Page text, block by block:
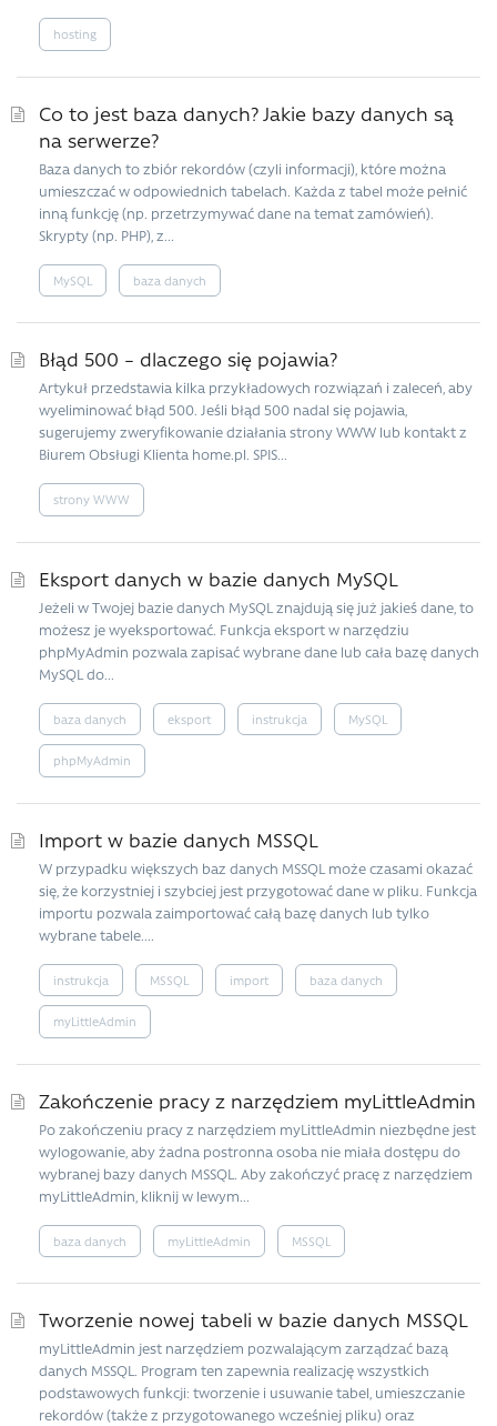
hosting
Co to jest baza danych? Jakie bazy danych są
na serwerze?
Baza danych to zbiór rekordów (czyli informacji), które można
umieszczać w odpowiednich tabelach. Każda z tabel może pełnić
inną funkcję (np. przetrzymywać dane na temat zamówień).
Skrypty (np. PHP), z...
MySQL baza danych
Błąd 500 – dlaczego się pojawia?
Artykuł przedstawia kilka przykładowych rozwiązań i zaleceń, aby
wyeliminować błąd 500. Jeśli błąd 500 nadal się pojawia,
sugerujemy zweryfikowanie działania strony WWW lub kontakt z
Biurem Obsługi Klienta home.pl. SPIS...
strony WWW
Eksport danych w bazie danych MySQL
Jeżeli w Twojej bazie danych MySQL znajdują się już jakieś dane, to
możesz je wyeksportować. Funkcja eksport w narzędziu
phpMyAdmin pozwala zapisać wybrane dane lub cała bazę danych
MySQL do...
baza danych eksport instrukcja MySQL
phpMyAdmin
Import w bazie danych MSSQL
W przypadku większych baz danych MSSQL może czasami okazać
się, że korzystniej i szybciej jest przygotować dane w pliku. Funkcja
importu pozwala zaimportować całą bazę danych lub tylko
wybrane tabele....
instrukcja MSSQL import baza danych
myLittleAdmin
Zakończenie pracy z narzędziem myLittleAdmin
Po zakończeniu pracy z narzędziem myLittleAdmin niezbędne jest
wylogowanie, aby żadna postronna osoba nie miała dostępu do
wybranej bazy danych MSSQL. Aby zakończyć pracę z narzędziem
myLittleAdmin, kliknij w lewym...
baza danych myLittleAdmin MSSQL
Tworzenie nowej tabeli w bazie danych MSSQL
myLittleAdmin jest narzędziem pozwalającym zarządzać bazą
danych MSSQL. Program ten zapewnia realizację wszystkich
podstawowych funkcji: tworzenie i usuwanie tabel, umieszczanie
rekordów (także z przygotowanego wcześniej pliku) oraz